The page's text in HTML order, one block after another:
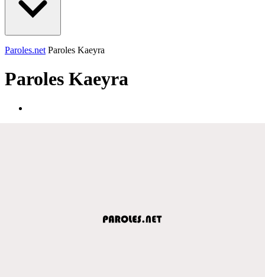
Paroles.net Paroles Kaeyra
Paroles Kaeyra